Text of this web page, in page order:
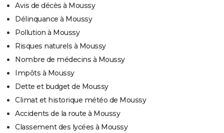
Avis de décès à Moussy
Délinquance à Moussy
Pollution à Moussy
Risques naturels à Moussy
Nombre de médecins à Moussy
Impôts à Moussy
Dette et budget de Moussy
Climat et historique météo de Moussy
Accidents de la route à Moussy
Classement des lycées à Moussy